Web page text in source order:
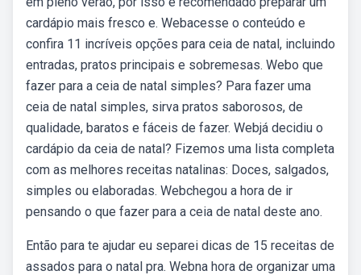
cardápio mais fresco e. Webacesse o conteúdo e
confira 11 incríveis opções para ceia de natal, incluindo
entradas, pratos principais e sobremesas. Webo que
fazer para a ceia de natal simples? Para fazer uma
ceia de natal simples, sirva pratos saborosos, de
qualidade, baratos e fáceis de fazer. Webjá decidiu o
cardápio da ceia de natal? Fizemos uma lista completa
com as melhores receitas natalinas: Doces, salgados,
simples ou elaboradas. Webchegou a hora de ir
pensando o que fazer para a ceia de natal deste ano.
Então para te ajudar eu separei dicas de 15 receitas de
assados para o natal pra. Webna hora de organizar uma